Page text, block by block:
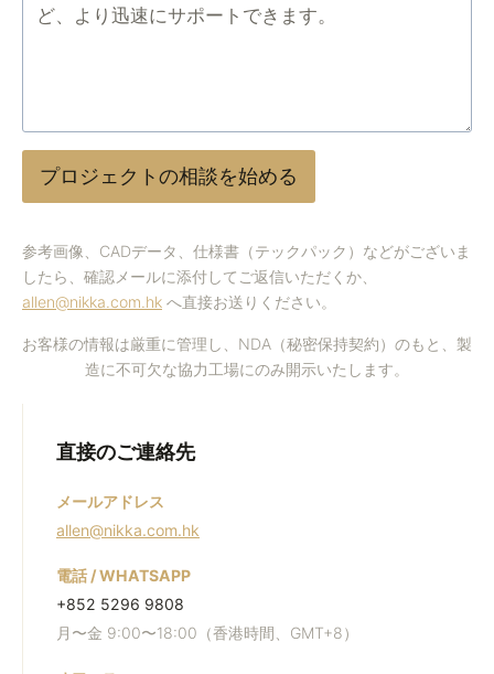
ジ
ェ
ク
ト
プロジェクトの相談を始める
参考画像、CADデータ、仕様書（テックパック）などがございま
したら、確認メールに添付してご返信いただくか、
allen@nikka.com.hk へ直接お送りください。
お客様の情報は厳重に管理し、NDA（秘密保持契約）のもと、製
造に不可欠な協力工場にのみ開示いたします。
直接のご連絡先
メールアドレス
allen@nikka.com.hk
電話 / WHATSAPP
+852 5296 9808
月〜金 9:00〜18:00（香港時間、GMT+8）